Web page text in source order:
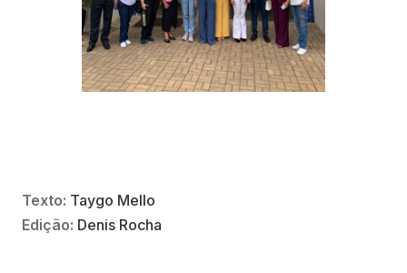
Texto: Taygo Mello
Edição: Denis Rocha